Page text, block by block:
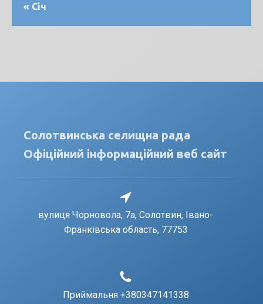
« Січ
Солотвинська селищна рада
Офіційний інформаційний веб сайт
вулиця Чорновола, 7a, Солотвин, Івано-
Франківська область, 77753
Приймальня +380347141338